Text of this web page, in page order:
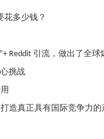
花多少钱？
Reddit 引流，做出了全球
挑战
造真正具有国际竞争力的